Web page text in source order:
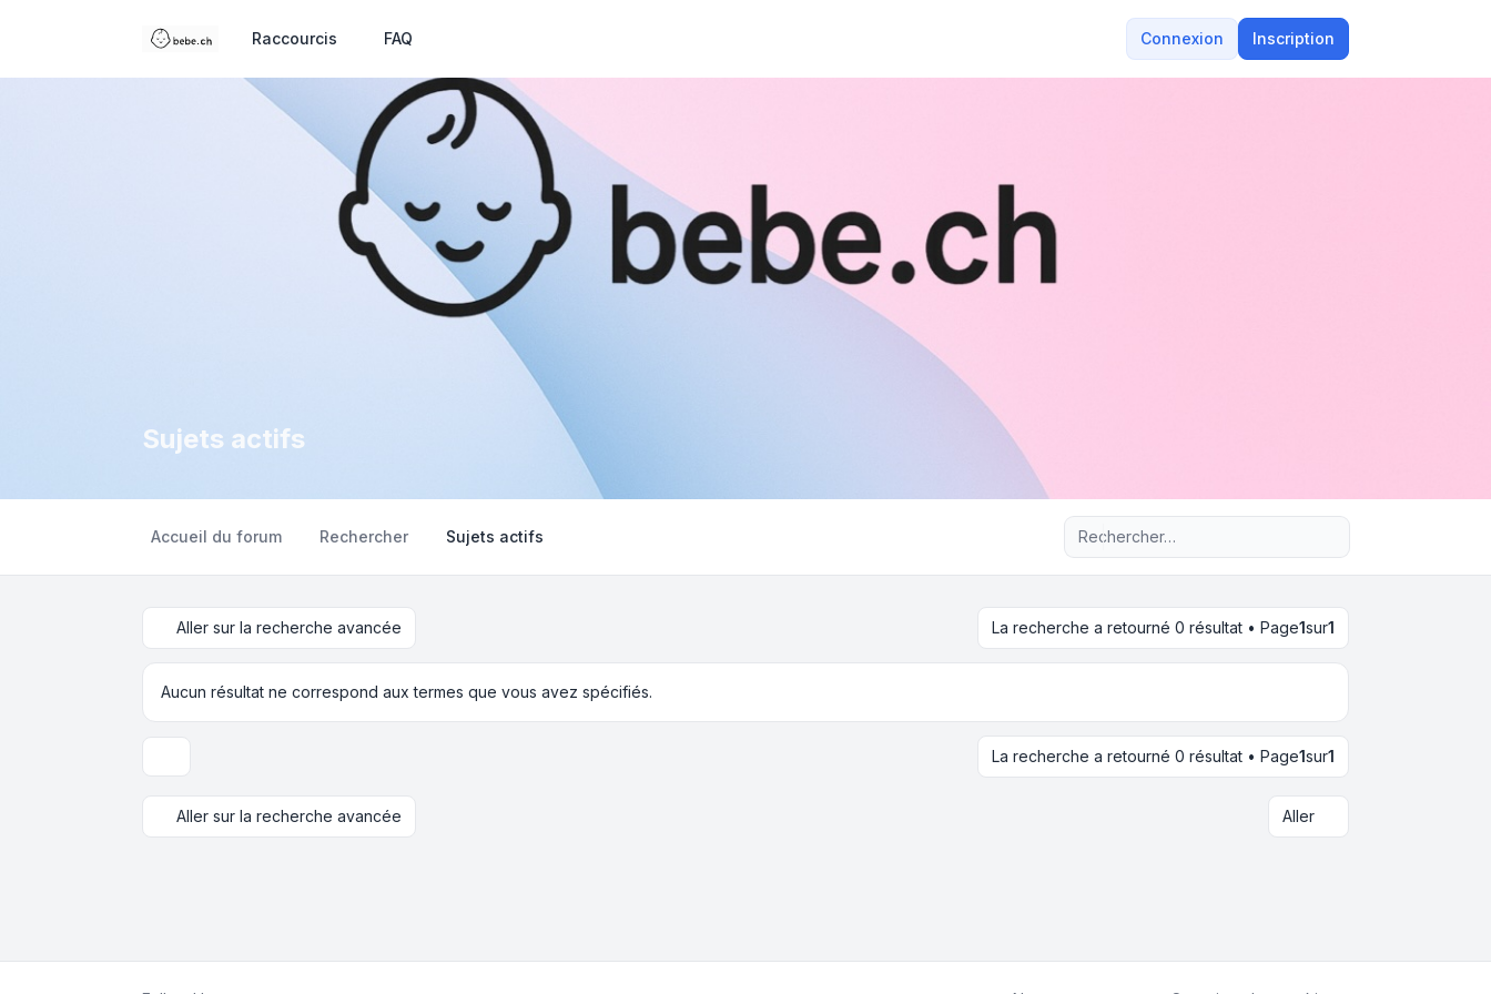
Raccourcis FAQ Connexion Inscription
Sujets actifs
Accueil du forum Rechercher Sujets actifs Recherche avancée
Aller sur la recherche avancée La recherche a retourné 0 résultat • Page1sur1
Aucun résultat ne correspond aux termes que vous avez spécifiés.
La recherche a retourné 0 résultat • Page1sur1
Aller sur la recherche avancée Aller